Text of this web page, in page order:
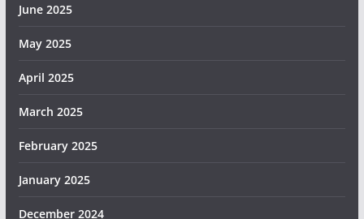
June 2025
May 2025
April 2025
March 2025
February 2025
January 2025
December 2024